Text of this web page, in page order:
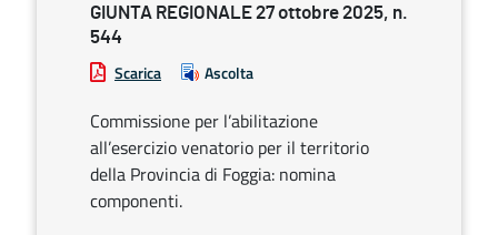
GIUNTA REGIONALE 27 ottobre 2025, n.
544
Scarica Ascolta
Commissione per l’abilitazione
all’esercizio venatorio per il territorio
della Provincia di Foggia: nomina
componenti.